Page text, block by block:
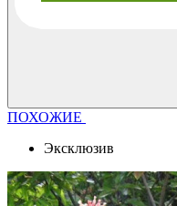
ПОХОЖИЕ
Эксклюзив